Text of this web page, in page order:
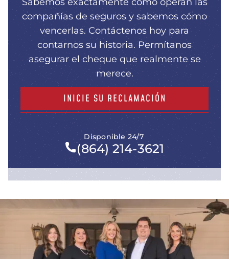
compañías de seguros y sabemos cómo
vencerlas. Contáctenos hoy para
contarnos su historia. Permítanos
asegurar el cheque que realmente se
merece.
INICIE SU RECLAMACIÓN
Disponible 24/7
(864) 214-3621